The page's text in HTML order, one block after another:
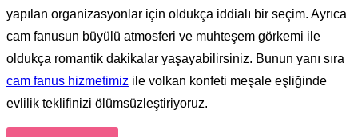
yapılan organizasyonlar için oldukça iddialı bir seçim. Ayrıca
cam fanusun büyülü atmosferi ve muhteşem görkemi ile
oldukça romantik dakikalar yaşayabilirsiniz. Bunun yanı sıra
cam fanus hizmetimiz ile volkan konfeti meşale eşliğinde
evlilik teklifinizi ölümsüzleştiriyoruz.